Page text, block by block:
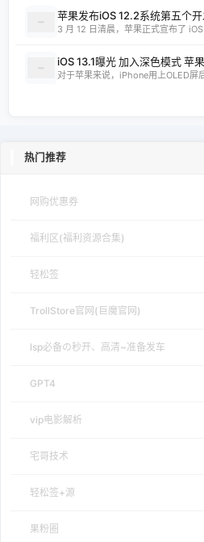
苹果发布iOS 12.2系统第五个
3 月 12 日清晨，苹果正式宣布了
iOS 13.1曝光 加入深色模式 苹
对于苹果来说，iPhone用上OLED屏
热门推荐
网购优惠券
福利区(福利资源合集)
轻松签
TrollStore官网(巨魔官网)
lsp必备の秒开、高清~准备发车
GPT4
vip电影解析
宅哥技术
轻松签+源
果粉圈